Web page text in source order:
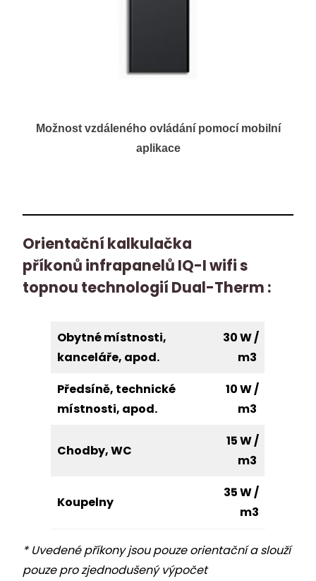
Možnost vzdáleného ovládání pomocí mobilní
aplikace
Orientační kalkulačka
příkonů infrapanelů IQ-I wifi s
topnou technologií Dual-Therm :
Obytné místnosti,
kanceláře, apod.
30 W /
m3
Předsíně, technické
místnosti, apod.
10 W /
m3
Chodby, WC
15 W /
m3
Koupelny
35 W /
m3
* Uvedené příkony jsou pouze orientační a slouží
pouze pro zjednodušený výpočet